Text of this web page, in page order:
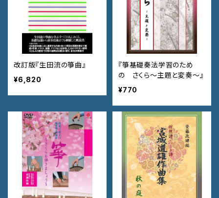
改訂版『生田流の箏曲』
¥6,820
『箏基礎奏法学習のため
の さくら～主題と変奏～』
¥770